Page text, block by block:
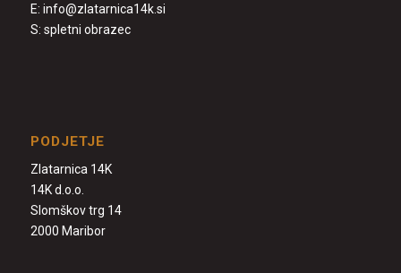
E: info@zlatarnica14k.si
S: spletni obrazec
PODJETJE
Zlatarnica 14K
14K d.o.o.
Slomškov trg 14
2000 Maribor